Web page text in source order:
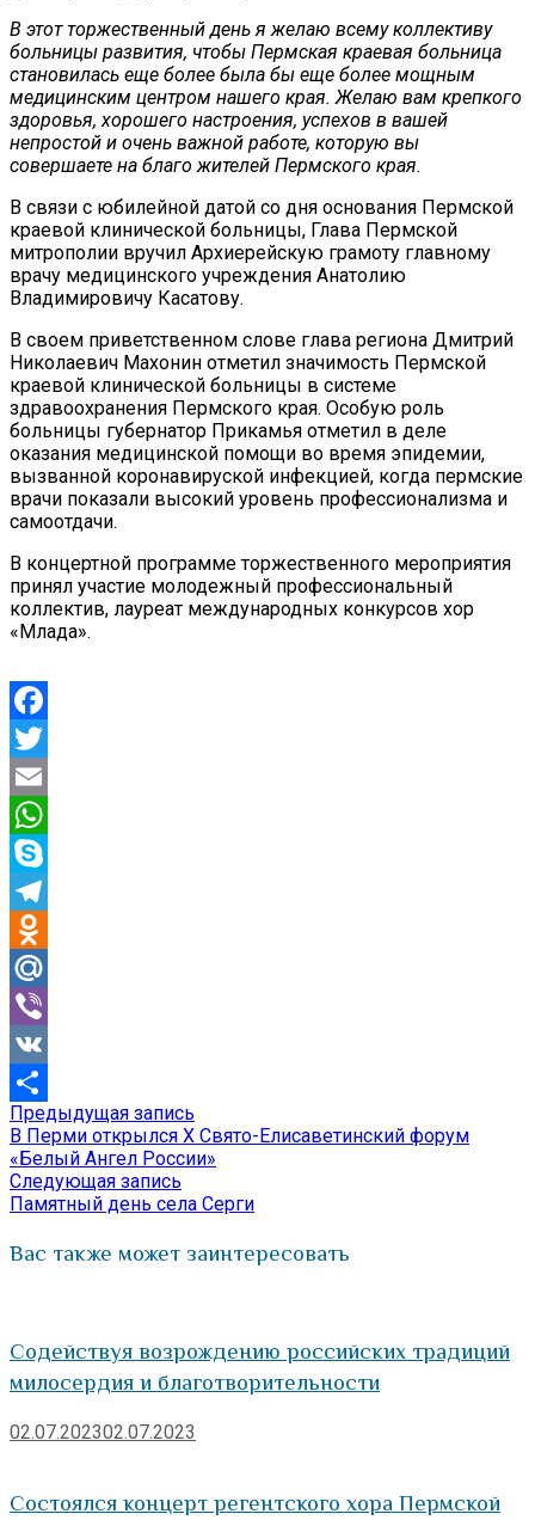
В этот торжественный день я желаю всему коллективу
больницы развития, чтобы Пермская краевая больница
становилась еще более была бы еще более мощным
медицинским центром нашего края. Желаю вам крепкого
здоровья, хорошего настроения, успехов в вашей
непростой и очень важной работе, которую вы
совершаете на благо жителей Пермского края.
В связи с юбилейной датой со дня основания Пермской
краевой клинической больницы, Глава Пермской
митрополии вручил Архиерейскую грамоту главному
врачу медицинского учреждения Анатолию
Владимировичу Касатову.
В своем приветственном слове глава региона Дмитрий
Николаевич Махонин отметил значимость Пермской
краевой клинической больницы в системе
здравоохранения Пермского края. Особую роль
больницы губернатор Прикамья отметил в деле
оказания медицинской помощи во время эпидемии,
вызванной коронавируской инфекцией, когда пермские
врачи показали высокий уровень профессионализма и
самоотдачи.
В концертной программе торжественного мероприятия
принял участие молодежный профессиональный
коллектив, лауреат международных конкурсов хор
«Млада».
Facebook
Twitter
Email
WhatsApp
Skype
Telegram
Odnoklassniki
Mail.Ru
Viber
VK
Отправить
Навигация
по
записям
Предыдущая запись
запись:
В Перми открылся X Свято-Елисаветинский форум
«Белый Ангел России»
Следующая запись
запись:
Памятный день села Серги
Вас также может заинтересовать
Содействуя возрождению российских традиций
милосердия и благотворительности
02.07.202302.07.2023
Состоялся концерт регентского хора Пермской